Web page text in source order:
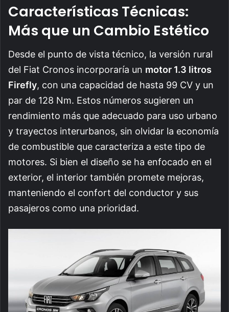
Características Técnicas:
Más que un Cambio Estético
Desde el punto de vista técnico, la versión rural
del Fiat Cronos incorporaría un motor 1.3 litros
Firefly, con una capacidad de hasta 99 CV y un
par de 128 Nm. Estos números sugieren un
rendimiento más que adecuado para uso urbano
y trayectos interurbanos, sin olvidar la economía
de combustible que caracteriza a este tipo de
motores. Si bien el diseño se ha enfocado en el
exterior, el interior también promete mejoras,
manteniendo el confort del conductor y sus
pasajeros como una prioridad.